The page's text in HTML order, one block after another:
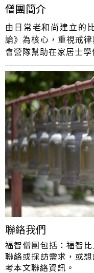
僧團簡介
由日常老和尚建立的
論》為核心，重視戒
會營隊幫助在家居士學
聯絡我們
福智僧團包括：福智
聯絡或採訪需求，或
考本文聯絡資訊。